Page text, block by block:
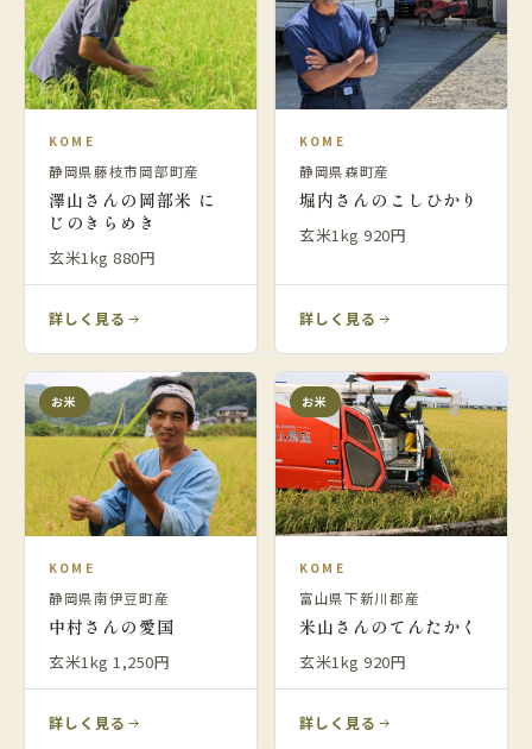
KOME
静岡県藤枝市岡部町産
澤山さんの岡部米 に
じのきらめき
玄米1kg 880円
詳しく見る
KOME
静岡県森町産
堀内さんのこしひかり
玄米1kg 920円
詳しく見る
お米
KOME
静岡県南伊豆町産
中村さんの愛国
玄米1kg 1,250円
詳しく見る
お米
KOME
富山県下新川郡産
米山さんのてんたかく
玄米1kg 920円
詳しく見る